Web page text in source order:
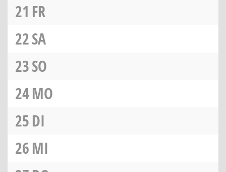
21 FR
22SA
23SO
24MO
25DI
26MI